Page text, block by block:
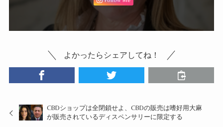
よかったらシェアしてね！
CBDショップは全閉鎖せよ、CBDの販売は嗜好用大麻
が販売されているディスペンサリーに限定する